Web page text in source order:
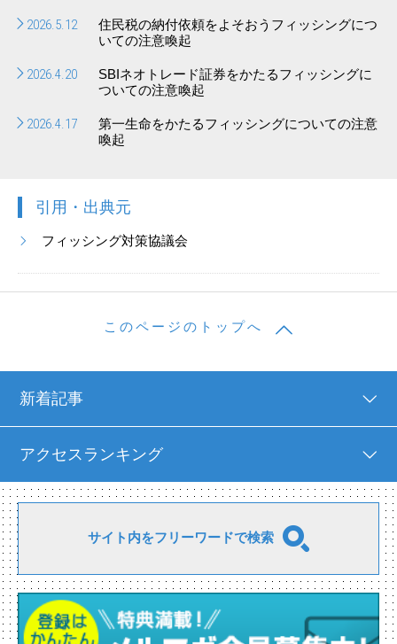
2026.5.12
住民税の納付依頼をよそおうフィッシングにつ
いての注意喚起
2026.4.20
SBIネオトレード証券をかたるフィッシングに
ついての注意喚起
2026.4.17
第一生命をかたるフィッシングについての注意
喚起
引用・出典元
フィッシング対策協議会
このページのトップへ
新着記事
アクセスランキング
サイト内をフリーワードで検索